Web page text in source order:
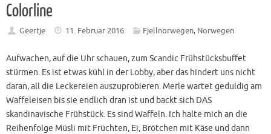
Colorline
Geertje 11. Februar 2016 Fjellnorwegen, Norwegen
Aufwachen, auf die Uhr schauen, zum Scandic Frühstücksbuffet
stürmen. Es ist etwas kühl in der Lobby, aber das hindert uns nicht
daran, all die Leckereien auszuprobieren. Merle wartet geduldig am
Waffeleisen bis sie endlich dran ist und backt sich DAS
skandinavische Frühstück. Es sind Waffeln. Ich halte mich an die
Reihenfolge Müsli mit Früchten, Ei, Brötchen mit Käse und dann